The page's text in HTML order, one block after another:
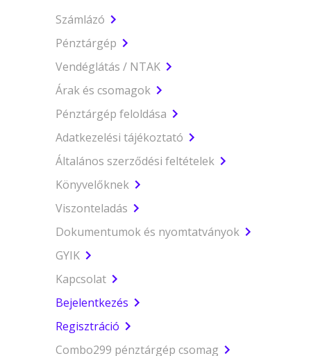
Számlázó
Pénztárgép
Vendéglátás / NTAK
Árak és csomagok
Pénztárgép feloldása
Adatkezelési tájékoztató
Általános szerződési feltételek
Könyvelőknek
Viszonteladás
Dokumentumok és nyomtatványok
GYIK
Kapcsolat
Bejelentkezés
Regisztráció
Combo299 pénztárgép csomag